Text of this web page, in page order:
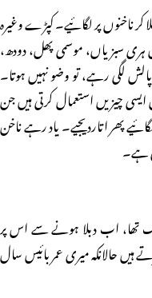
ناخنوں پر لگائیے۔ کپڑے وغیرہ
سبزیاں، موسمی پھل، دودھ،
لگی رہے، تو وضو نہیں ہوتا۔
چیزیں استعمال کرتی ہیں جن
پھر اتاردیجیے۔ یاد رہے ناخن
ہے۔
ٹھیک تھا، اب دبلا ہونے سے اس پر
ہیں حالانکہ میری عمر بائیس سال